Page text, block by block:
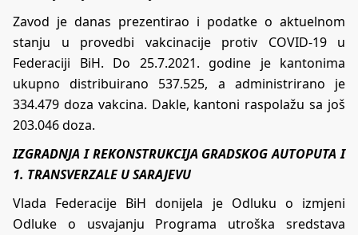
Zavod je danas prezentirao i podatke o aktuelnom
stanju u provedbi vakcinacije protiv COVID-19 u
Federaciji BiH. Do 25.7.2021. godine je kantonima
ukupno distribuirano 537.525, a administrirano je
334.479 doza vakcina. Dakle, kantoni raspolažu sa još
203.046 doza.
IZGRADNJA I REKONSTRUKCIJA GRADSKOGAUTOPUTA I
1. TRANSVERZALE U SARAJEVU
Vlada Federacije BiH donijela je Odluku o izmjeni
Odluke o usvajanju Programa utroška sredstava